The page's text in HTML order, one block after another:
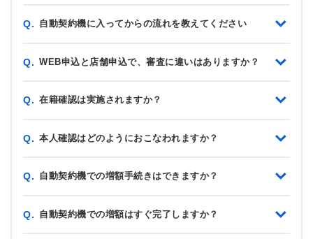
Q. 自動契約機に入ってからの流れを教えてください
Q. WEB申込と店舗申込で、審査に違いはありますか？
Q. 在籍確認は実施されますか？
Q. 本人確認はどのようにおこなわれますか？
Q. 自動契約機での増額手続きはできますか？
Q. 自動契約機での増額はすぐ完了しますか？